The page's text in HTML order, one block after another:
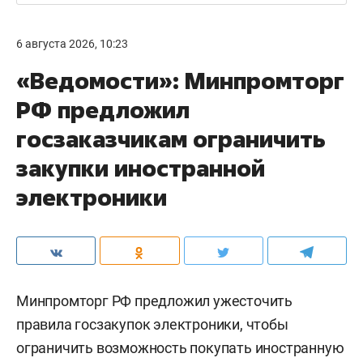
6 августа 2026, 10:23
«Ведомости»: Минпромторг
РФ предложил
госзаказчикам ограничить
закупки иностранной
электроники
Минпромторг РФ предложил ужесточить
правила госзакупок электроники, чтобы
ограничить возможность покупать иностранную